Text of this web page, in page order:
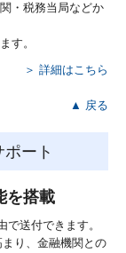
・税務当局などか
す。
＞ 詳細はこちら
▲ 戻る
ート
を搭載
送付できます。
り、金融機関との